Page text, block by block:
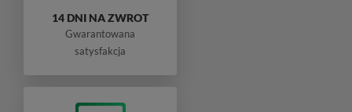
14 DNI NA ZWROT
Gwarantowana
satysfakcja